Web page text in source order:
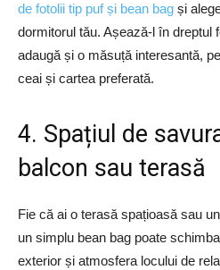
de fotolii tip puf și bean bag și
dormitorul tău. Așează-l în dreptul
adaugă și o măsuță interesantă,
ceai și cartea preferată.
4. Spațiul de
balcon sau terasă
Fie că ai o terasă spațioasă sau
un simplu bean bag poate
exterior și atmosfera locului de